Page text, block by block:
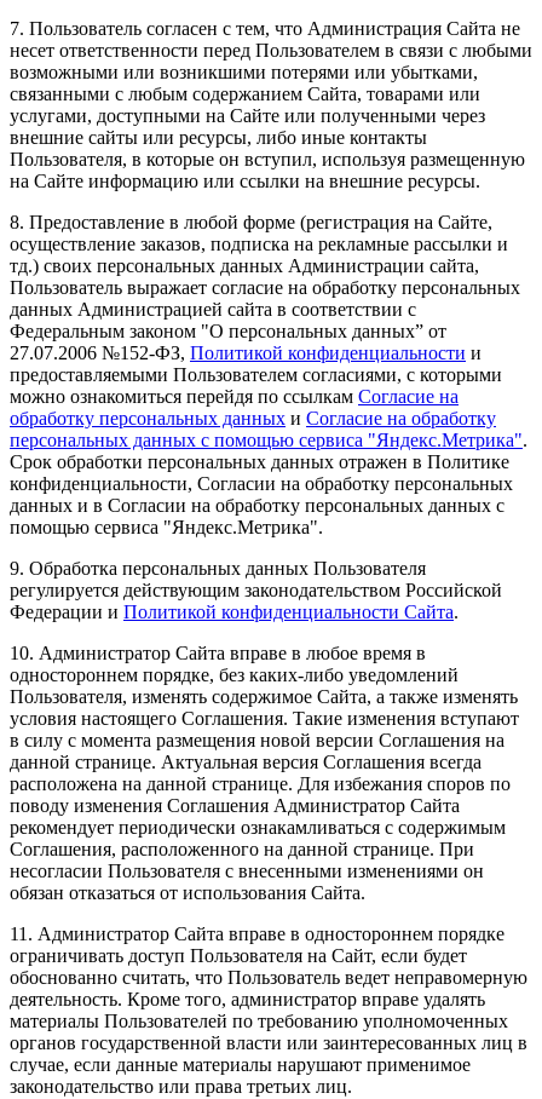
7. Пользователь согласен с тем, что Администрация Сайта не
несет ответственности перед Пользователем в связи с любыми
возможными или возникшими потерями или убытками,
связанными с любым содержанием Сайта, товарами или
услугами, доступными на Сайте или полученными через
внешние сайты или ресурсы, либо иные контакты
Пользователя, в которые он вступил, используя размещенную
на Сайте информацию или ссылки на внешние ресурсы.
8. Предоставление в любой форме (регистрация на Сайте,
осуществление заказов, подписка на рекламные рассылки и
тд.) своих персональных данных Администрации сайта,
Пользователь выражает согласие на обработку персональных
данных Администрацией сайта в соответствии с
Федеральным законом "О персональных данных” от
27.07.2006 №152-ФЗ, Политикой конфиденциальности и
предоставляемыми Пользователем согласиями, с которыми
можно ознакомиться перейдя по ссылкам Согласие на
обработку персональных данных и Согласие на обработку
персональных данных с помощью сервиса "Яндекс.Метрика".
Срок обработки персональных данных отражен в Политике
конфиденциальности, Согласии на обработку персональных
данных и в Согласии на обработку персональных данных с
помощью сервиса "Яндекс.Метрика".
9. Обработка персональных данных Пользователя
регулируется действующим законодательством Российской
Федерации и Политикой конфиденциальности Сайта.
10. Администратор Сайта вправе в любое время в
одностороннем порядке, без каких-либо уведомлений
Пользователя, изменять содержимое Сайта, а также изменять
условия настоящего Соглашения. Такие изменения вступают
в силу с момента размещения новой версии Соглашения на
данной странице. Актуальная версия Соглашения всегда
расположена на данной странице. Для избежания споров по
поводу изменения Соглашения Администратор Сайта
рекомендует периодически ознакамливаться с содержимым
Соглашения, расположенного на данной странице. При
несогласии Пользователя с внесенными изменениями он
обязан отказаться от использования Сайта.
11. Администратор Сайта вправе в одностороннем порядке
ограничивать доступ Пользователя на Сайт, если будет
обоснованно считать, что Пользователь ведет неправомерную
деятельность. Кроме того, администратор вправе удалять
материалы Пользователей по требованию уполномоченных
органов государственной власти или заинтересованных лиц в
случае, если данные материалы нарушают применимое
законодательство или права третьих лиц.